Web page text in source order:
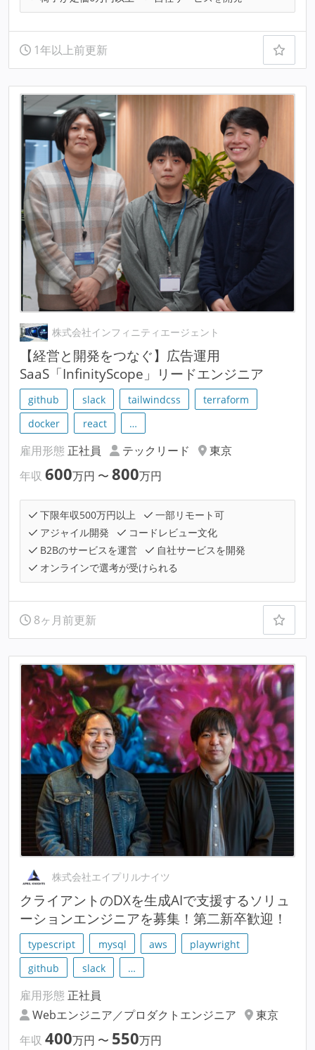
1年以上前更新
株式会社インフィニティエージェント
【経営と開発をつなぐ】広告運用
SaaS「InfinityScope」リードエンジニア
github slack tailwindcss
terraform
docker
react …
雇用形態 正社員 テックリード
東京
年収 600万円 〜 800万円
下限年収500万円以上
一部リモート可
アジャイル開発
コードレビュー文化
B2Bのサービスを運営
自社サービスを開発
オンラインで選考が受けられる
8ヶ月前更新
株式会社エイプリルナイツ
クライアントのDXを生成AIで支援するソリュ
ーションエンジニアを募集！第二新卒歓迎！
typescript mysql aws
playwright
github
slack …
雇用形態 正社員
Webエンジニア／プロダクトエンジニア
東京
年収 400万円 〜 550万円